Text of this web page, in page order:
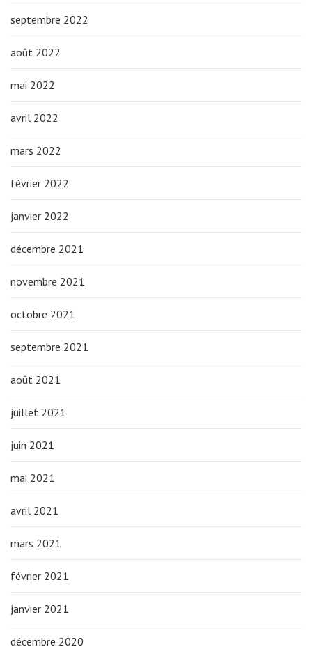
septembre 2022
août 2022
mai 2022
avril 2022
mars 2022
février 2022
janvier 2022
décembre 2021
novembre 2021
octobre 2021
septembre 2021
août 2021
juillet 2021
juin 2021
mai 2021
avril 2021
mars 2021
février 2021
janvier 2021
décembre 2020